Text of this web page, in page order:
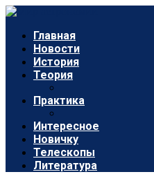
Главная
Новости
История
Теория
Практика
Интересное
Новичку
Телескопы
Литература